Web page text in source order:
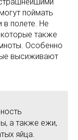
поймать
в полете. Не
также
Особенно
высиживают
а также ежи,
яйца.